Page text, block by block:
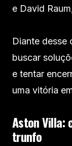
e David
Diante desse
buscar
e tentar
uma vitória
Aston Villa:
trunfo